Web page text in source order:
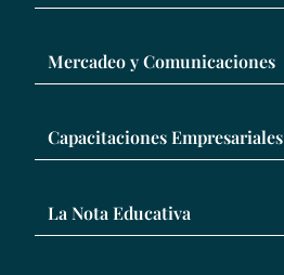
Mercadeo y Comunicaciones
Capacitaciones Empresariales
La Nota Educativa